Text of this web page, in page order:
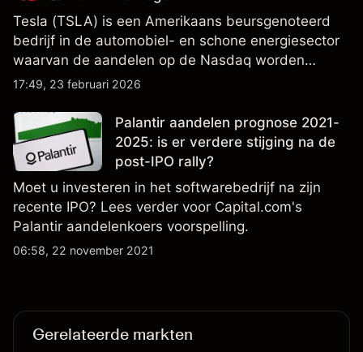
Tesla (TSLA) is een Amerikaans beursgenoteerd
bedrijf in de automobiel- en schone energiesector
waarvan de aandelen op de Nasdaq worden
verhandeld en nauwlettend worden gevolgd op
ontwikkelingen in technologie en productie.
17:49, 23 februari 2026
Palantir aandelen prognose 2021-
2025: is er verdere stijging na de
post-IPO rally?
Moet u investeren in het softwarebedrijf na zijn
recente IPO? Lees verder voor Capital.com's
Palantir aandelenkoers voorspelling.
06:58, 22 november 2021
Gerelateerde markten